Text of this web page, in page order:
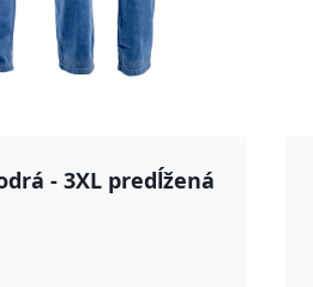
- 3XL predĺžená